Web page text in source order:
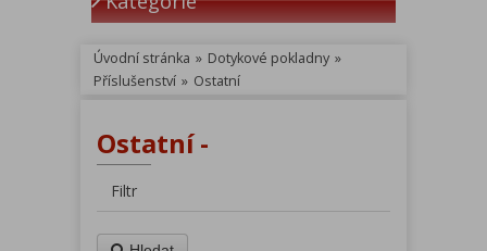
Úvodní stránka » Dotykové pokladny »
Příslušenství » Ostatní
Ostatní -
Filtr